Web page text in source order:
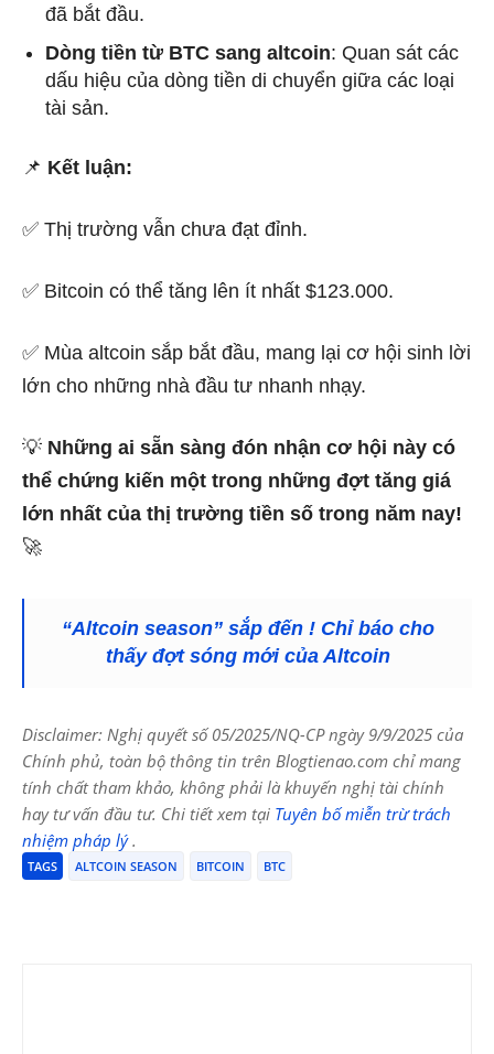
đã bắt đầu.
Dòng tiền từ BTC sang altcoin: Quan sát các
dấu hiệu của dòng tiền di chuyển giữa các loại
tài sản.
📌 Kết luận:
✅ Thị trường vẫn chưa đạt đỉnh.
✅ Bitcoin có thể tăng lên ít nhất $123.000.
✅ Mùa altcoin sắp bắt đầu, mang lại cơ hội sinh lời
lớn cho những nhà đầu tư nhanh nhạy.
💡 Những ai sẵn sàng đón nhận cơ hội này có
thể chứng kiến một trong những đợt tăng giá
lớn nhất của thị trường tiền số trong năm nay!
🚀
“Altcoin season” sắp đến ! Chỉ báo cho
thấy đợt sóng mới của Altcoin
Disclaimer: Nghị quyết số 05/2025/NQ-CP ngày 9/9/2025 của
Chính phủ, toàn bộ thông tin trên Blogtienao.com chỉ mang
tính chất tham khảo, không phải là khuyến nghị tài chính
hay tư vấn đầu tư. Chi tiết xem tại Tuyên bố miễn trừ trách
nhiệm pháp lý.
TAGS ALTCOIN SEASON BITCOIN BTC